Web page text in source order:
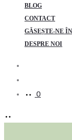
BLOG
CONTACT
GĂSEȘTE-NE
DESPRE NOI
0